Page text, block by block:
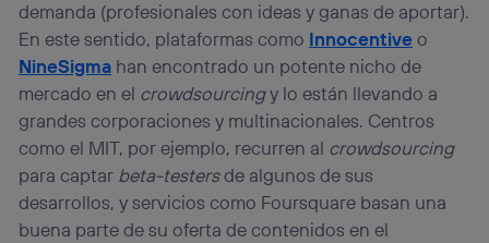
demanda (profesionales con ideas y ganas de aportar).
En este sentido, plataformas como Innocentiveo
NineSigma han encontrado un potente nicho de
mercado en el crowdsourcingy lo están llevando a
grandes corporaciones y multinacionales. Centros
como el MIT, por ejemplo, recurren al crowdsourcing
para captar beta-testersde algunos de sus
desarrollos, y servicios como Foursquare basan una
buena parte de su oferta de contenidos en el